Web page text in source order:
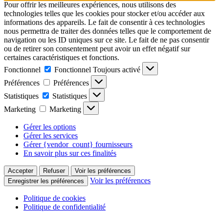
Pour offrir les meilleures expériences, nous utilisons des
technologies telles que les cookies pour stocker et/ou accéder aux
informations des appareils. Le fait de consentir à ces technologies
nous permettra de traiter des données telles que le comportement de
navigation ou les ID uniques sur ce site. Le fait de ne pas consentir
ou de retirer son consentement peut avoir un effet négatif sur
certaines caractéristiques et fonctions.
Fonctionnel
Fonctionnel Toujours activé
Préférences
Préférences
Statistiques
Statistiques
Marketing
Marketing
Gérer les options
Gérer les services
Gérer {vendor_count} fournisseurs
En savoir plus sur ces finalités
Accepter Refuser
Voir les préférences
Enregistrer les préférences
Voir les préférences
Politique de cookies
Politique de confidentialité